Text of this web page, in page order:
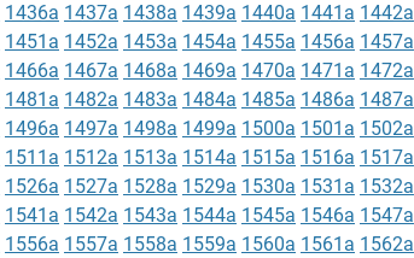
1436a 1437a 1438a 1439a 1440a 1441a 1442a
1451a 1452a 1453a 1454a 1455a 1456a 1457a
1466a 1467a 1468a 1469a 1470a 1471a 1472a
1481a 1482a 1483a 1484a 1485a 1486a 1487a
1496a 1497a 1498a 1499a 1500a 1501a 1502a
1511a 1512a 1513a 1514a 1515a 1516a 1517a
1526a 1527a 1528a 1529a 1530a 1531a 1532a
1541a 1542a 1543a 1544a 1545a 1546a 1547a
1556a 1557a 1558a 1559a 1560a 1561a 1562a